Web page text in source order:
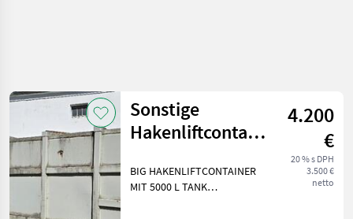
Sonstige
Hakenliftcontainer
4.200
€
20 % s DPH
3.500 €
netto
BIG HAKENLIFTCONTAINER
MIT 5000 L TANK